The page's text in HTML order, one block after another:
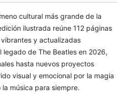
cultural más grande de la
ilustrada reúne 112 páginas
y actualizadas
de The Beatles en 2026,
hasta nuevos proyectos
visual y emocional por la magia
música para siempre.